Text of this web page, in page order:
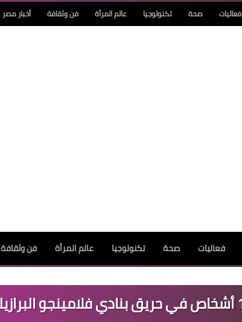
فعاليات صحة تكنولوجيا عالم المرأة فن وثقافة أخبار مصر
فعاليات صحة تكنولوجيا عالم المرأة فن وثقافة